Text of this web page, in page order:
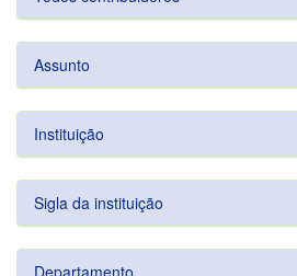
Assunto
Instituição
Sigla da instituição
Departamento